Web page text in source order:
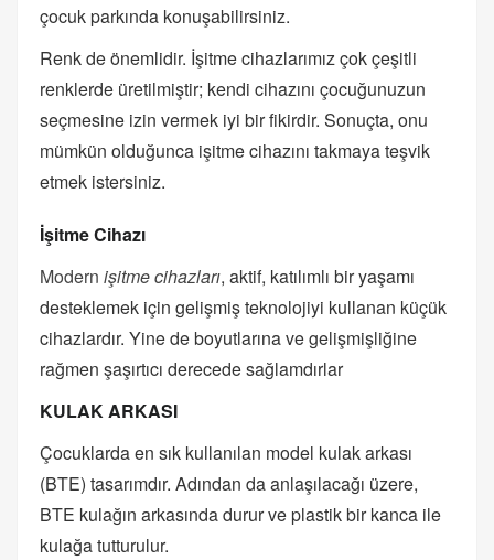
çocuk parkında konuşabilirsiniz.
Renk de önemlidir. İşitme cihazlarımız çok çeşitli
renklerde üretilmiştir; kendi cihazını çocuğunuzun
seçmesine izin vermek iyi bir fikirdir. Sonuçta, onu
mümkün olduğunca işitme cihazını takmaya teşvik
etmek istersiniz.
İşitme Cihazı
Modern işitme cihazları, aktif, katılımlı bir yaşamı
desteklemek için gelişmiş teknolojiyi kullanan küçük
cihazlardır. Yine de boyutlarına ve gelişmişliğine
rağmen şaşırtıcı derecede sağlamdırlar
KULAK ARKASI
Çocuklarda en sık kullanılan model kulak arkası
(BTE) tasarımdır. Adından da anlaşılacağı üzere,
BTE kulağın arkasında durur ve plastik bir kanca ile
kulağa tutturulur.